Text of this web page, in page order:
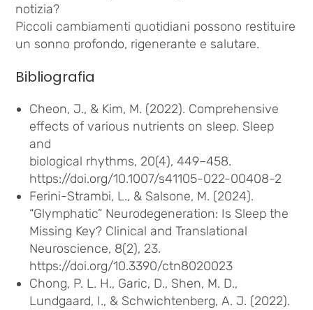
notizia?
Piccoli cambiamenti quotidiani possono restituire
un sonno profondo, rigenerante e salutare.
Bibliografia
Cheon, J., & Kim, M. (2022). Comprehensive
effects of various nutrients on sleep. Sleep
and
biological rhythms, 20(4), 449–458.
https://doi.org/10.1007/s41105-022-00408-2
Ferini-Strambi, L., & Salsone, M. (2024).
“Glymphatic” Neurodegeneration: Is Sleep the
Missing Key? Clinical and Translational
Neuroscience, 8(2), 23.
https://doi.org/10.3390/ctn8020023
Chong, P. L. H., Garic, D., Shen, M. D.,
Lundgaard, I., & Schwichtenberg, A. J. (2022).